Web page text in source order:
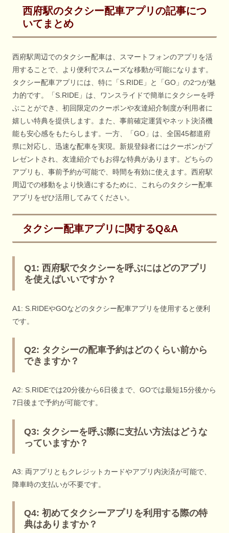
西府駅のタクシー配車アプリの記事につ
いてまとめ
西府駅周辺でのタクシー配車は、スマートフォンのアプリを活
用することで、より便利でスムーズな移動が可能になります。
タクシー配車アプリには、特に「S.RIDE」と「GO」の2つが魅
力的です。「S.RIDE」は、ワンスライドで簡単にタクシーを呼
ぶことができ、初回限定のクーポンや友達紹介制度が利用者に
嬉しい特典を提供します。また、事前確定運賃やネット決済機
能も安心感をもたらします。一方、「GO」は、全国45都道府
県に対応し、迅速な配車を実現。新規登録者にはクーポンがプ
レゼントされ、友達紹介でもお得な特典があります。どちらの
アプリも、事前予約が可能で、時間を有効に使えます。西府駅
周辺での移動をより快適にするために、これらのタクシー配車
アプリをぜひ活用してみてください。
タクシー配車アプリに関するQ&A
Q1: 西府駅でタクシーを呼ぶにはどのアプリ
を使えばいいですか？
A1: S.RIDEやGOなどのタクシー配車アプリを使用すると便利
です。
Q2: タクシーの配車予約はどのくらい前から
できますか？
A2: S.RIDEでは20分後から6日後まで、GOでは最短15分後から
7日後まで予約が可能です。
Q3: タクシーを呼ぶ際に支払い方法はどうな
っていますか？
A3: 両アプリともクレジットカードやアプリ内決済が可能で、
降車時の支払いが不要です。
Q4: 初めてタクシーアプリを利用する際の特
典はありますか？